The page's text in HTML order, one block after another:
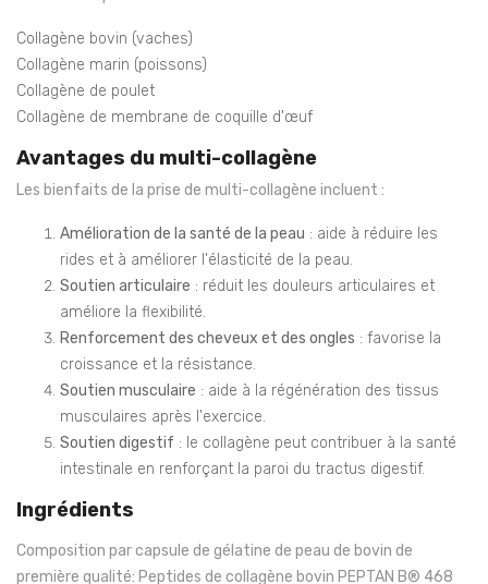
Collagène bovin (vaches)
Collagène marin (poissons)
Collagène de poulet
Collagène de membrane de coquille d'œuf
Avantages du multi-collagène
Les bienfaits de la prise de multi-collagène incluent :
Amélioration de la santé de la peau : aide à réduire les
rides et à améliorer l'élasticité de la peau.
Soutien articulaire : réduit les douleurs articulaires et
améliore la flexibilité.
Renforcement des cheveux et des ongles : favorise la
croissance et la résistance.
Soutien musculaire : aide à la régénération des tissus
musculaires après l'exercice.
Soutien digestif : le collagène peut contribuer à la santé
intestinale en renforçant la paroi du tractus digestif.
Ingrédients
Composition par capsule de gélatine de peau de bovin de
première qualité: Peptides de collagène bovin PEPTAN B® 468